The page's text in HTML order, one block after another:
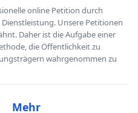
online Petition durch
Unsere Petitionen
Daher ist die Aufgabe einer
die Öffentlichkeit zu
wahrgenommen zu
Mehr